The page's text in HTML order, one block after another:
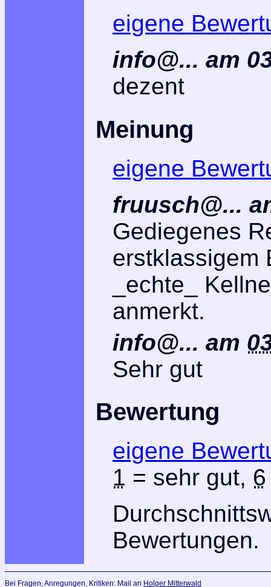
eigene
info@... am
dezent
Meinung
eigene
fruusch@...
Gediegenes
erstklassigem
_echte_
anmerkt.
info@... am
Sehr gut
Bewertung
eigene
1 = sehr gut, 6
Bewertungen.
Bei Fragen, Anregungen, Kritiken: Mail an Holger Mitterwald